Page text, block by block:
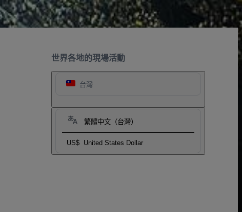
世界各地的現場活動
台灣
繁體中文（台灣）
US$ United States Dollar